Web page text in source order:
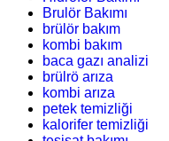
Brulör Bakımı
brülör bakım
kombi bakım
baca gazı analizi
brülrö arıza
kombi arıza
petek temizliği
kalorifer temizliği